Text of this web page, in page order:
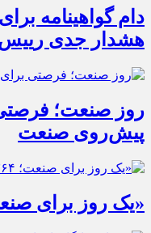
دام گواهینامه
هشدار جدی رییس
روز صنعت؛
پیش‌روی صنعت
«یک روز برای صنعت؛ ۳۶۴ روز